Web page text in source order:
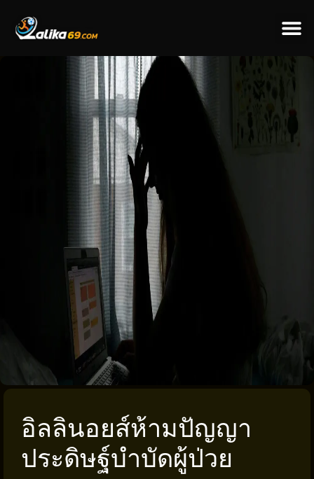
อิลลินอยส์ห้ามปัญญา
ประดิษฐ์บำบัดผู้ป่วย